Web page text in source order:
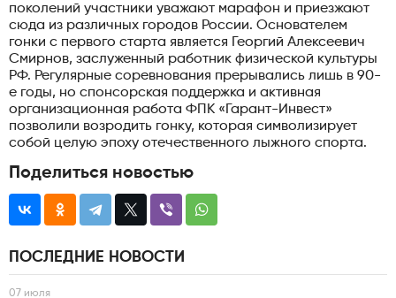
поколений участники уважают марафон и приезжают
сюда из различных городов России. Основателем
гонки с первого старта является Георгий Алексеевич
Смирнов, заслуженный работник физической культуры
РФ. Регулярные соревнования прерывались лишь в 90-
е годы, но спонсорская поддержка и активная
организационная работа ФПК «Гарант-Инвест»
позволили возродить гонку, которая символизирует
собой целую эпоху отечественного лыжного спорта.
Поделиться новостью
ПОСЛЕДНИЕ НОВОСТИ
07 июля